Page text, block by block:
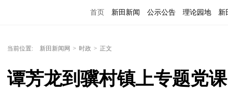
首页 新田新闻 公示公告 理论园地 新
当前位置: 新田新闻网 > 时政 > 正文
谭芳龙到骥村镇上专题党课